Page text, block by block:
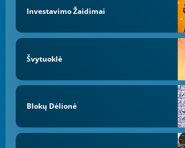
Investavimo Žaidimai
Švytuoklė
Blokų Dėlionė